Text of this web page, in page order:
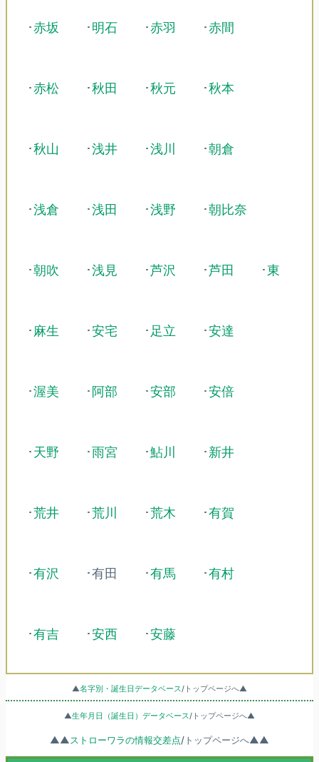
･赤坂 ･明石 ･赤羽 ･赤間
･赤松 ･秋田 ･秋元 ･秋本
･秋山 ･浅井 ･浅川 ･朝倉
･浅倉 ･浅田 ･浅野 ･朝比奈
･朝吹 ･浅見 ･芦沢 ･芦田 ･東
･ 麻生 ･安宅 ･ 足立 ･安達
･渥美 ･阿部 ･安部 ･安倍
･天野 ･雨宮 ･鮎川 ･新井
･荒井 ･荒川 ･荒木 ･有賀
･有沢 ･有田 ･有馬 ･有村
･有吉 ･安西 ･安藤
▲名字別・誕生日データベース/トップページへ▲
▲生年月日（誕生日）データベース/トップページへ▲
▲▲ストローワラの情報交差点/トップページへ▲▲